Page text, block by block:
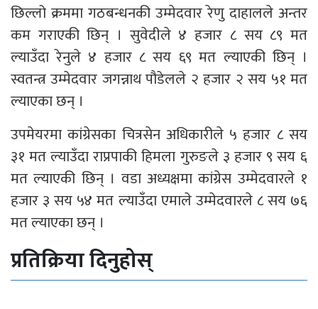
छिल्लो क्रममा गठबन्धनकी उम्मेदवार रेणु दाहालले अन्तर
कम गराएकी छिन् । सुवेदीले ४ हजार ८ सय ८९ मत
ल्याउँदा रेनुले ४ हजार ८ सय ६९ मत ल्याएकी छिन् ।
स्वतन्त्र उम्मेदवार जगन्नाथ पौडेलले २ हजार २ सय ५१ मत
ल्याएका छन् ।
उपमेयरमा कांग्रेसका चित्रसेन अधिकारीले ५ हजार ८ सय
३१ मत ल्याउँदा राप्रपाकी हिमला गुरुङले ३ हजार ९ सय ६
मत ल्याएकी छिन् । वडा अध्यक्षमा कांग्रेस उम्मेदवारले १
हजार ३ सय ५४ मत ल्याउँदा एमाले उम्मेदवारले ८ सय ७६
मत ल्याएका छन् ।
प्रतिक्रिया दिनुहोस्